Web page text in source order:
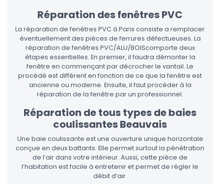
Réparation des fenêtres PVC
La réparation de fenêtres PVC à Paris consiste a remplacer
éventuellement des pièces de ferrures défectueuses. La
réparation de fenêtres PVC/ALU/BOIScomporte deux
étapes essentielles. En premier, il faudra démonter la
fenêtre en commençant par décrocher le vantail. Le
procédé est différent en fonction de ce que la fenêtre est
ancienne ou moderne. Ensuite, il faut procéder à la
réparation de la fenêtre par un professionnel.
Réparation de tous types de baies
coulissantes Beauvais
Une baie coulissante est une ouverture unique horizontale
conçue en deux battants. Elle permet surtout la pénétration
de l’air dans votre intérieur. Aussi, cette pièce de
l’habitation est facile à entretenir et permet de régler le
débit d’air.